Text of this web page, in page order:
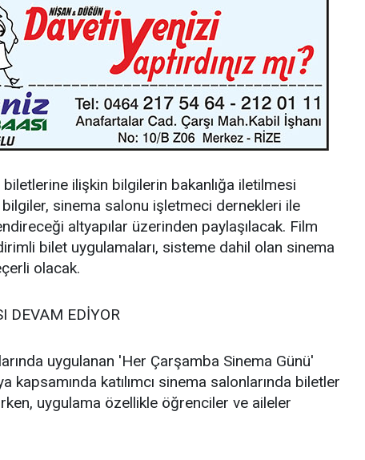
ilişkin bilgilerin bakanlığa iletilmesi
sinema salonu işletmeci dernekleri ile
altyapılar üzerinden paylaşılacak. Film
bilet uygulamaları, sisteme dahil olan sinema
olacak.
DEVAM EDİYOR
uygulanan 'Her Çarşamba Sinema Günü'
kapsamında katılımcı sinema salonlarında biletler
uygulama özellikle öğrenciler ve aileler